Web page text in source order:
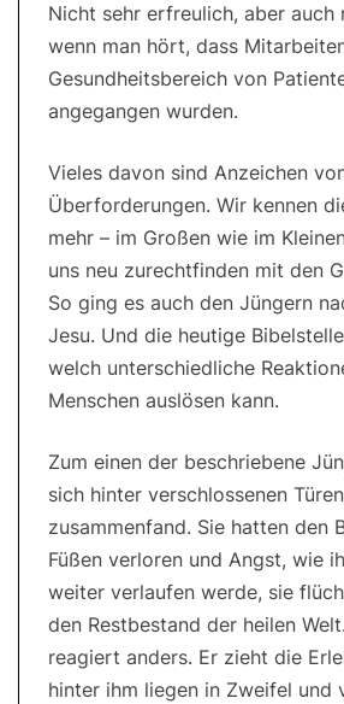
Nicht sehr erfreulich, aber auch
wenn man hört, dass
Gesundheitsbereich von
angegangen wurden.
Vieles davon sind Anzeichen
Überforderungen. Wir kennen
mehr – im Großen wie im
uns neu zurechtfinden mit den
So ging es auch den Jüngern
Jesu. Und die heutige
welch unterschiedliche
Menschen auslösen kann.
Zum einen der beschriebene
sich hinter verschlossenen Türen
zusammenfand. Sie hatten den
Füßen verloren und Angst, wie
weiter verlaufen werde, sie
den Restbestand der heilen
reagiert anders. Er zieht die
hinter ihm liegen in Zweifel und